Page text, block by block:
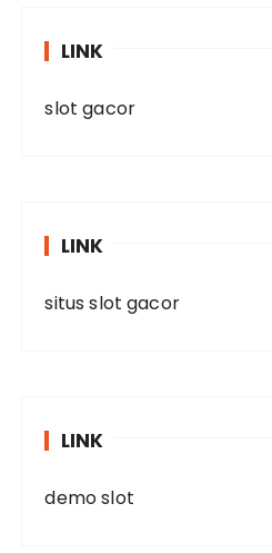
LINK
slot gacor
LINK
situs slot gacor
LINK
demo slot